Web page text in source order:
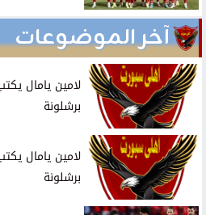
آخر الموضوعات
لامين يامال
برشلونة
لامين يامال
برشلونة